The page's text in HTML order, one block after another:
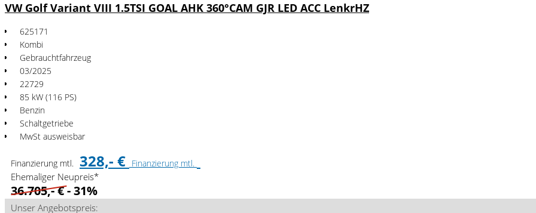
VW Golf Variant VIII 1.5TSI GOAL AHK 360°CAM GJR LED ACC LenkrHZ
625171
Kombi
Gebrauchtfahrzeug
03/2025
22729
85 kW (116 PS)
Benzin
Schaltgetriebe
MwSt ausweisbar
Finanzierung mtl. 328,- € Finanzierung mtl.
Ehemaliger Neupreis*
36.705,- €- 31%
Unser Angebotspreis: